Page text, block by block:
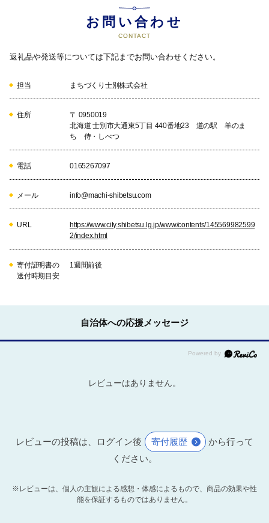
お問い合わせ
CONTACT
返礼品や発送等については下記までお問い合わせください。
担当 まちづくり士別株式会社
住所
〒 0950019
北海道 士別市大通東5丁目 440番地23 道の駅 羊のま
ち 侍・しべつ
電話 0165267097
メール info@machi-shibetsu.com
URL
https://www.city.shibetsu.lg.jp/www/contents/145569982599
2/index.html
寄付証明書の
送付時期目安
1週間前後
自治体への応援メッセージ
レビューはありません。
レビューの投稿は、ログイン後 寄付履歴
から行って
ください。
※レビューは、個人の主観による感想・体感によるもので、商品の効果や性
能を保証するものではありません。